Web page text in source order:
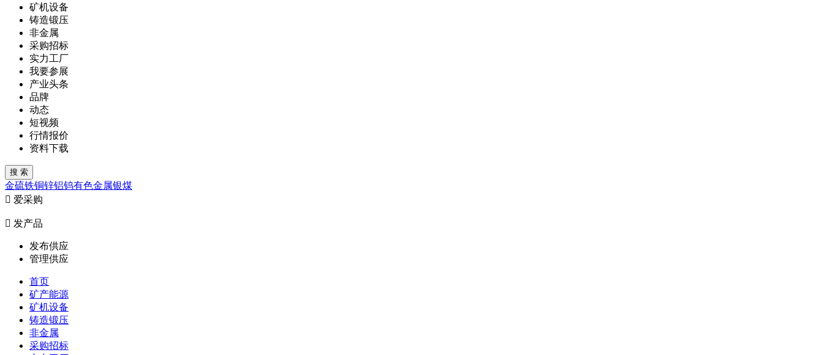
矿机设备
铸造锻压
非金属
采购招标
实力工厂
我要参展
产业头条
品牌
动态
短视频
行情报价
资料下载
金硫铁铜锌铝钨有色金属银煤
 爱采购
 发产品
发布供应
管理供应
首页
矿产能源
矿机设备
铸造锻压
非金属
采购招标